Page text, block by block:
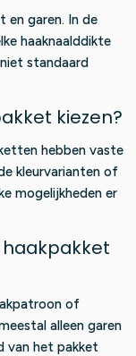
en garen. In de
haaknaalddikte
standaard
kiezen?
hebben vaste
kleurvarianten of
mogelijkheden er
haakpakket
of
alleen garen
van het pakket